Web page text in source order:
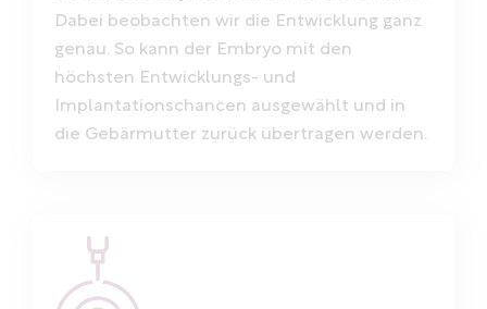
Dabei beobachten wir die Entwicklung ganz
genau. So kann der Embryo mit den
höchsten Entwicklungs- und
Implantationschancen ausgewählt und in
die Gebärmutter zurück übertragen werden.